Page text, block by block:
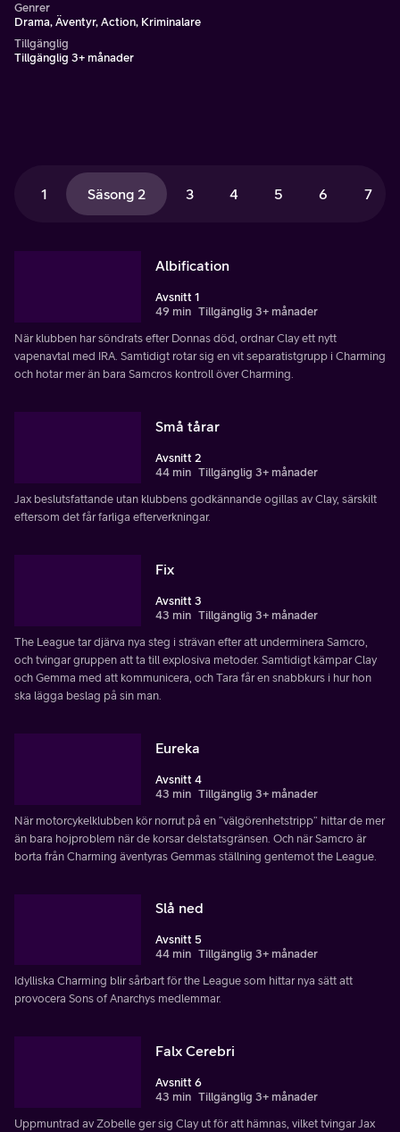
Genrer
Drama, Äventyr, Action, Kriminalare
Tillgänglig
Tillgänglig 3+ månader
1 Säsong 2 3 4 5 6 7
Albification
Avsnitt 1
49 min Tillgänglig 3+ månader
När klubben har söndrats efter Donnas död, ordnar Clay ett nytt
vapenavtal med IRA. Samtidigt rotar sig en vit separatistgrupp i Charming
och hotar mer än bara Samcros kontroll över Charming.
Små tårar
Avsnitt 2
44 min Tillgänglig 3+ månader
Jax beslutsfattande utan klubbens godkännande ogillas av Clay, särskilt
eftersom det får farliga efterverkningar.
Fix
Avsnitt 3
43 min Tillgänglig 3+ månader
The League tar djärva nya steg i strävan efter att underminera Samcro,
och tvingar gruppen att ta till explosiva metoder. Samtidigt kämpar Clay
och Gemma med att kommunicera, och Tara får en snabbkurs i hur hon
ska lägga beslag på sin man.
Eureka
Avsnitt 4
43 min Tillgänglig 3+ månader
När motorcykelklubben kör norrut på en ”välgörenhetstripp” hittar de mer
än bara hojproblem när de korsar delstatsgränsen. Och när Samcro är
borta från Charming äventyras Gemmas ställning gentemot the League.
Slå ned
Avsnitt 5
44 min Tillgänglig 3+ månader
Idylliska Charming blir sårbart för the League som hittar nya sätt att
provocera Sons of Anarchys medlemmar.
Falx Cerebri
Avsnitt 6
43 min Tillgänglig 3+ månader
Uppmuntrad av Zobelle ger sig Clay ut för att hämnas, vilket tvingar Jax